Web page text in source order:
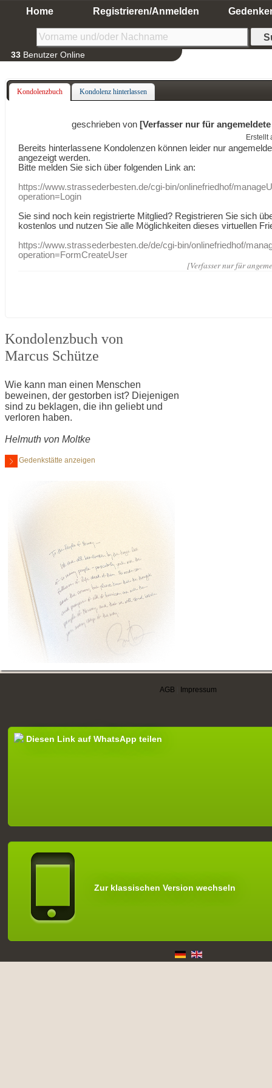
Home Registrieren/Anmelden
33 Benutzer Online
Kondolenzbuch Kondolenz hinterlassen
geschrieben von [Verfasser nur für
Erstellt
Bereits hinterlassene Kondolenzen können leider nur
angezeigt werden.
Bitte melden Sie sich über folgenden Link an:
https://www.strassederbesten.de/cgi-bin/onlinefriedhof/
operation=Login
Sie sind noch kein registrierte Mitglied? Registrieren Sie sich
kostenlos und nutzen Sie alle Möglichkeiten dieses virtuellen
https://www.strassederbesten.de/de/cgi-bin/onlinefriedhof/
operation=FormCreateUser
[Verfasser nur für
Kondolenzbuch von
Marcus Schütze
Wie kann man einen Menschen
beweinen, der gestorben ist? Diejenigen
sind zu beklagen, die ihn geliebt und
verloren haben.
Helmuth von Moltke
Gedenkstätte anzeigen
AGB Impressum
Diesen Link auf WhatsApp teilen
Zur klassischen Version wechseln